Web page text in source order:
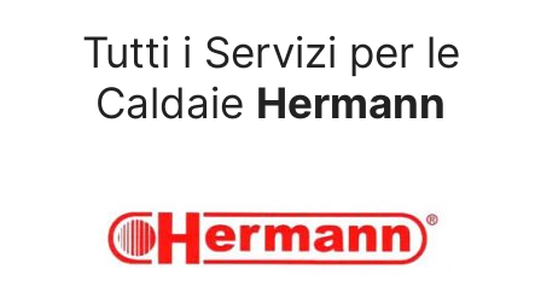
Tutti i Servizi per le
Caldaie Hermann